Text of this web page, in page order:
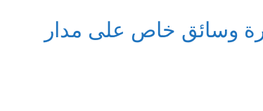
وسائق خاص على مدار